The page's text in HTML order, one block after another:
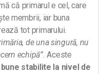
că primarul e cel, care
membrii, iar buna
tot primarului.
de una singură, nu
echipă”. Aceste
stabilite la nivel de